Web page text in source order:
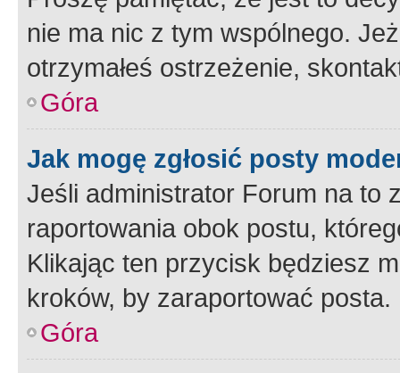
nie ma nic z tym wspólnego.
otrzymałeś ostrzeżenie,
Góra
Jak mogę zgłosić posty
Jeśli administrator Forum na to
raportowania obok postu,
Klikając ten przycisk będziesz
kroków, by zaraportować posta.
Góra